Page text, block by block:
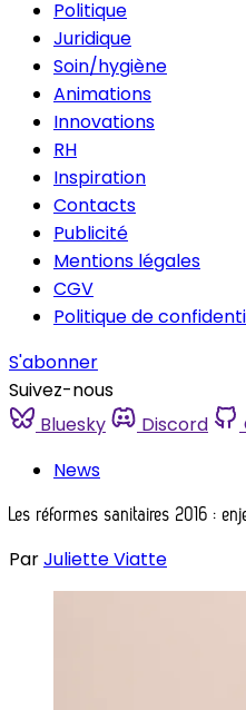
Politique
Juridique
Soin/hygiène
Animations
Innovations
RH
Inspiration
Contacts
Publicité
Mentions légales
CGV
Politique de
S'abonner
Suivez-nous
Bluesky
Discord
News
Les réformes sanitaires 2016 :
ParJuliette Viatte